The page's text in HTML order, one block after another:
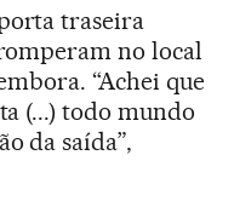
traseira
no local
“Achei que
(...) todo mundo
da saída”,